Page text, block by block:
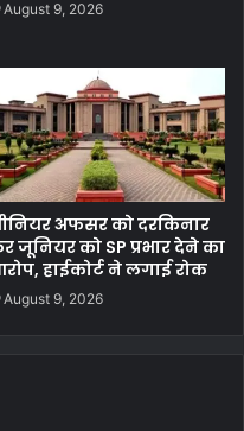
August 9, 2026
अफसर को दरकिनार
जूनियर को SP प्रभार देने का
हाईकोर्ट ने लगाई रोक
August 9, 2026